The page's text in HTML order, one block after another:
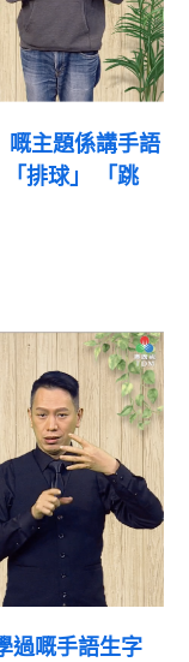
嘅主題係講手語
排球」 「跳
過嘅手語生字